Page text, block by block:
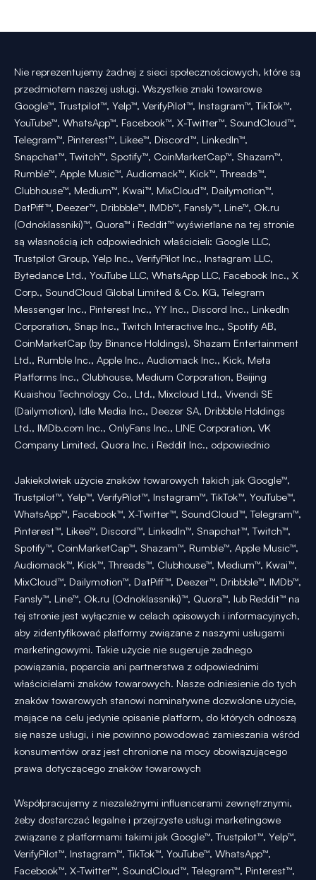
Nie reprezentujemy żadnej z sieci społecznościowych, które są
przedmiotem naszej usługi. Wszystkie znaki towarowe
Google™, Trustpilot™, Yelp™, VerifyPilot™, Instagram™, TikTok™,
YouTube™, WhatsApp™, Facebook™, X-Twitter™, SoundCloud™,
Telegram™, Pinterest™, Likee™, Discord™, LinkedIn™,
Snapchat™, Twitch™, Spotify™, CoinMarketCap™, Shazam™,
Rumble™, Apple Music™, Audiomack™, Kick™, Threads™,
Clubhouse™, Medium™, Kwai™, MixCloud™, Dailymotion™,
DatPiff™, Deezer™, Dribbble™, IMDb™, Fansly™, Line™, Ok.ru
(Odnoklassniki)™, Quora™ i Reddit™ wyświetlane na tej stronie
są własnością ich odpowiednich właścicieli: Google LLC,
Trustpilot Group, Yelp Inc., VerifyPilot Inc., Instagram LLC,
Bytedance Ltd., YouTube LLC, WhatsApp LLC, Facebook Inc., X
Corp., SoundCloud Global Limited & Co. KG, Telegram
Messenger Inc., Pinterest Inc., YY Inc., Discord Inc., LinkedIn
Corporation, Snap Inc., Twitch Interactive Inc., Spotify AB,
CoinMarketCap (by Binance Holdings), Shazam Entertainment
Ltd., Rumble Inc., Apple Inc., Audiomack Inc., Kick, Meta
Platforms Inc., Clubhouse, Medium Corporation, Beijing
Kuaishou Technology Co., Ltd., Mixcloud Ltd., Vivendi SE
(Dailymotion), Idle Media Inc., Deezer SA, Dribbble Holdings
Ltd., IMDb.com Inc., OnlyFans Inc., LINE Corporation, VK
Company Limited, Quora Inc. i Reddit Inc., odpowiednio
Jakiekolwiek użycie znaków towarowych takich jak Google™,
Trustpilot™, Yelp™, VerifyPilot™, Instagram™, TikTok™, YouTube™,
WhatsApp™, Facebook™, X-Twitter™, SoundCloud™, Telegram™,
Pinterest™, Likee™, Discord™, LinkedIn™, Snapchat™, Twitch™,
Spotify™, CoinMarketCap™, Shazam™, Rumble™, Apple Music™,
Audiomack™, Kick™, Threads™, Clubhouse™, Medium™, Kwai™,
MixCloud™, Dailymotion™, DatPiff™, Deezer™, Dribbble™, IMDb™,
Fansly™, Line™, Ok.ru (Odnoklassniki)™, Quora™, lub Reddit™ na
tej stronie jest wyłącznie w celach opisowych i informacyjnych,
aby zidentyfikować platformy związane z naszymi usługami
marketingowymi. Takie użycie nie sugeruje żadnego
powiązania, poparcia ani partnerstwa z odpowiednimi
właścicielami znaków towarowych. Nasze odniesienie do tych
znaków towarowych stanowi nominatywne dozwolone użycie,
mające na celu jedynie opisanie platform, do których odnoszą
się nasze usługi, i nie powinno powodować zamieszania wśród
konsumentów oraz jest chronione na mocy obowiązującego
prawa dotyczącego znaków towarowych
Współpracujemy z niezależnymi influencerami zewnętrznymi,
żeby dostarczać legalne i przejrzyste usługi marketingowe
związane z platformami takimi jak Google™, Trustpilot™, Yelp™,
VerifyPilot™, Instagram™, TikTok™, YouTube™, WhatsApp™,
Facebook™, X-Twitter™, SoundCloud™, Telegram™, Pinterest™,